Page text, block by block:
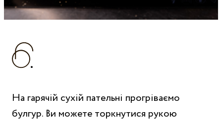
На гарячій сухій пательні прогріваємо
булгур. Ви можете торкнутися рукою